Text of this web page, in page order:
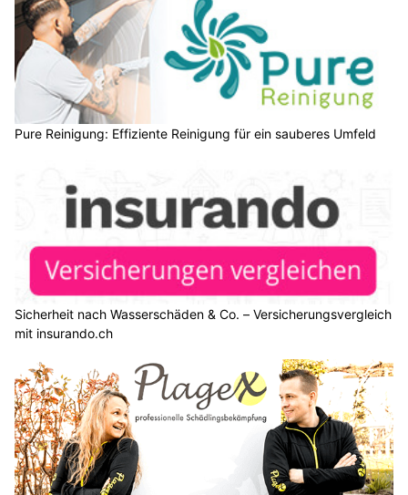
Pure Reinigung: Effiziente Reinigung für ein sauberes Umfeld
Sicherheit nach Wasserschäden & Co. – Versicherungsvergleich
mit insurando.ch